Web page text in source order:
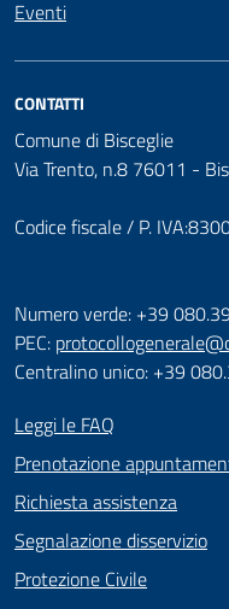
Eventi
CONTATTI
Comune di Bisceglie
Via Trento, n.8 76011 -
Codice fiscale / P.
Numero verde: +39
PEC:
Centralino unico: +39
Leggi le FAQ
Prenotazione
Richiesta assistenza
Segnalazione disservizio
Protezione Civile